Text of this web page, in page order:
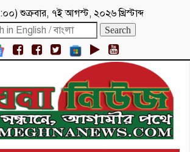
)শুক্রবার, ৭ই আগস্ট, ২০২৬ খ্রিস্টাব্দ